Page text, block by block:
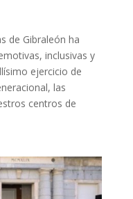
de Gibraleón ha
inclusivas y
ejercicio de
las
centros de